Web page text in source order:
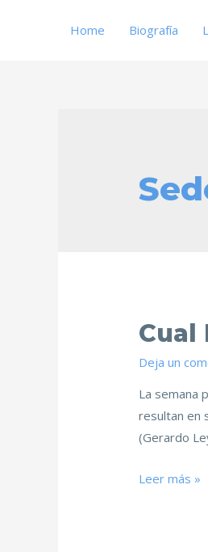
Home Biografía
Cual
Deja un
La semana
resultan en
(Gerardo
Leer más »